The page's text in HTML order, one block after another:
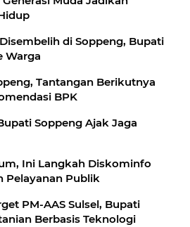
di Soppeng, Bupati
Warga
Tantangan Berikutnya
BPK
Soppeng Ajak Jaga
Ini Langkah Diskominfo
Pelayanan Publik
PM-AAS Sulsel, Bupati
Berbasis Teknologi